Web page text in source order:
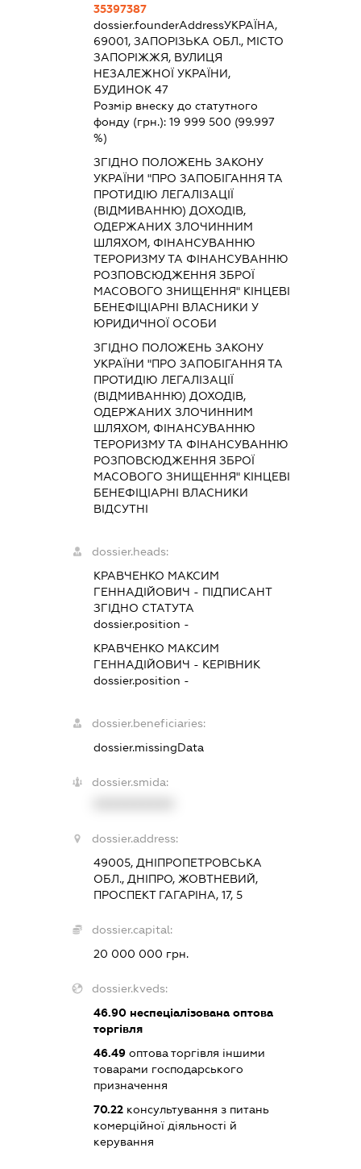
35397387
dossier.founderAddressУКРАЇНА,
69001, ЗАПОРІЗЬКА ОБЛ., МІСТО
ЗАПОРІЖЖЯ, ВУЛИЦЯ
НЕЗАЛЕЖНОЇ УКРАЇНИ,
БУДИНОК 47
Розмір внеску до статутного
фонду (грн.): 19 999 500 (99.997
%)
ЗГІДНО ПОЛОЖЕНЬ ЗАКОНУ
УКРАЇНИ "ПРО ЗАПОБІГАННЯ ТА
ПРОТИДІЮ ЛЕГАЛІЗАЦІЇ
(ВІДМИВАННЮ) ДОХОДІВ,
ОДЕРЖАНИХ ЗЛОЧИННИМ
ШЛЯХОМ, ФІНАНСУВАННЮ
ТЕРОРИЗМУ ТА ФІНАНСУВАННЮ
РОЗПОВСЮДЖЕННЯ ЗБРОЇ
МАСОВОГО ЗНИЩЕННЯ" КІНЦЕВІ
БЕНЕФІЦІАРНІ ВЛАСНИКИ У
ЮРИДИЧНОЇ ОСОБИ
ЗГІДНО ПОЛОЖЕНЬ ЗАКОНУ
УКРАЇНИ "ПРО ЗАПОБІГАННЯ ТА
ПРОТИДІЮ ЛЕГАЛІЗАЦІЇ
(ВІДМИВАННЮ) ДОХОДІВ,
ОДЕРЖАНИХ ЗЛОЧИННИМ
ШЛЯХОМ, ФІНАНСУВАННЮ
ТЕРОРИЗМУ ТА ФІНАНСУВАННЮ
РОЗПОВСЮДЖЕННЯ ЗБРОЇ
МАСОВОГО ЗНИЩЕННЯ" КІНЦЕВІ
БЕНЕФІЦІАРНІ ВЛАСНИКИ
ВІДСУТНІ
dossier.heads:
КРАВЧЕНКО МАКСИМ
ГЕННАДІЙОВИЧ - ПІДПИСАНТ
ЗГІДНО СТАТУТА
dossier.position -
КРАВЧЕНКО МАКСИМ
ГЕННАДІЙОВИЧ - КЕРІВНИК
dossier.position -
dossier.beneficiaries:
dossier.missingData
dossier.smida:
dossier.address:
49005, ДНІПРОПЕТРОВСЬКА
ОБЛ., ДНІПРО, ЖОВТНЕВИЙ,
ПРОСПЕКТ ГАГАРІНА, 17, 5
dossier.capital:
20 000 000 грн.
dossier.kveds:
46.90неспеціалізована оптова
торгівля
46.49оптова торгівля іншими
товарами господарського
призначення
70.22консультування з питань
комерційної діяльності й
керування